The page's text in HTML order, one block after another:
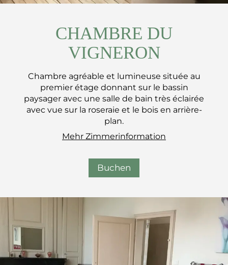
CHAMBRE DU
VIGNERON
Chambre agréable et lumineuse située au
premier étage donnant sur le bassin
paysager avec une salle de bain très éclairée
avec vue sur la roseraie et le bois en arrière-
plan.
Mehr Zimmerinformation
Buchen